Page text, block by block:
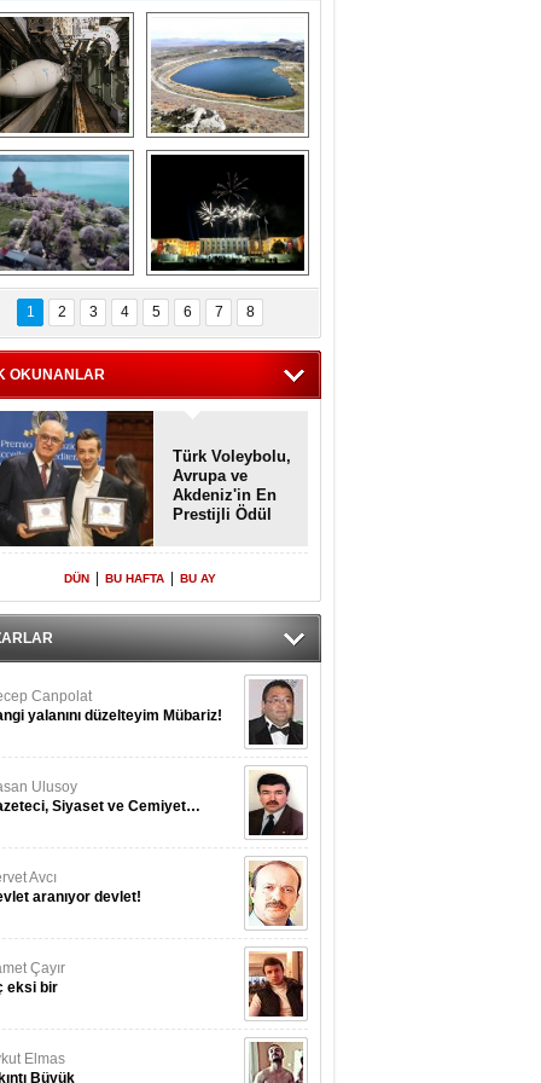
Askeri gemi
terk
gemilerin
etkileyici
görüntüleri
Kapadokya'nın
ilkbaharda bir başka
güzel
kalan
Akdamar Adası
çiçekleri ile
bir güzellik
Haftanın
fotoğrafları
1 2 3 4 5 6 7 8
OKUNANLAR
Türk Voleybolu,
Avrupa ve
Akdeniz'in En
Prestijli Ödül
Yeniden Onur
Konuğu
DÜN BU HAFTA BU AY
Canpolat
yalanını düzelteyim Mübariz!
Ulusoy
Siyaset ve Cemiyet…
Avcı
aranıyor devlet!
Çayır
eksi bir
Elmas
Büyük